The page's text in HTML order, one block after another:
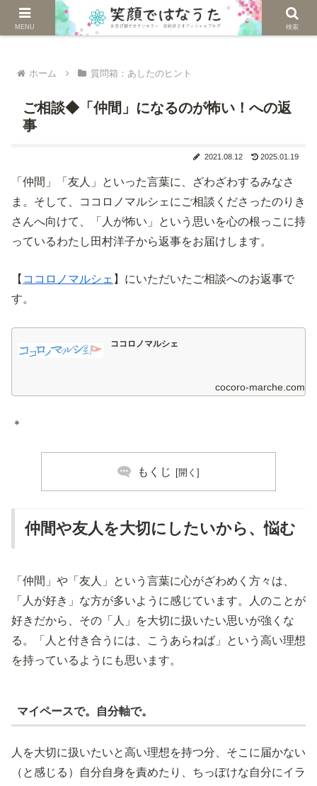
じぶんを生きる。自然に生きる。
ホーム 質問箱：あしたのヒント
ご相談◆「仲間」になるのが怖い！への返
事
2021.08.12 2025.01.19
「仲間」「友人」といった言葉に、ざわざわするみなさ
ま。そして、ココロノマルシェにご相談くださったのりき
さんへ向けて、「人が怖い」という思いを心の根っこに持
っているわたし田村洋子から返事をお届けします。
【 ココロノマルシェ 】にいただいたご相談へのお返事で
す。
ココロノマルシェ
cocoro-marche.com
＊
もくじ
仲間や友人を大切にしたいから、悩む
「仲間」や「友人」という言葉に心がざわめく方々は、
「人が好き」な方が多いように感じています。人のことが
好きだから、その「人」を大切に扱いたい思いが強くな
る。「人と付き合うには、こうあらねば」という高い理想
を持っているようにも思います。
マイペースで。自分軸で。
人を大切に扱いたいと高い理想を持つ分、そこに届かない
（と感じる）自分自身を責めたり、ちっぽけな自分にイラ
MENU 検索